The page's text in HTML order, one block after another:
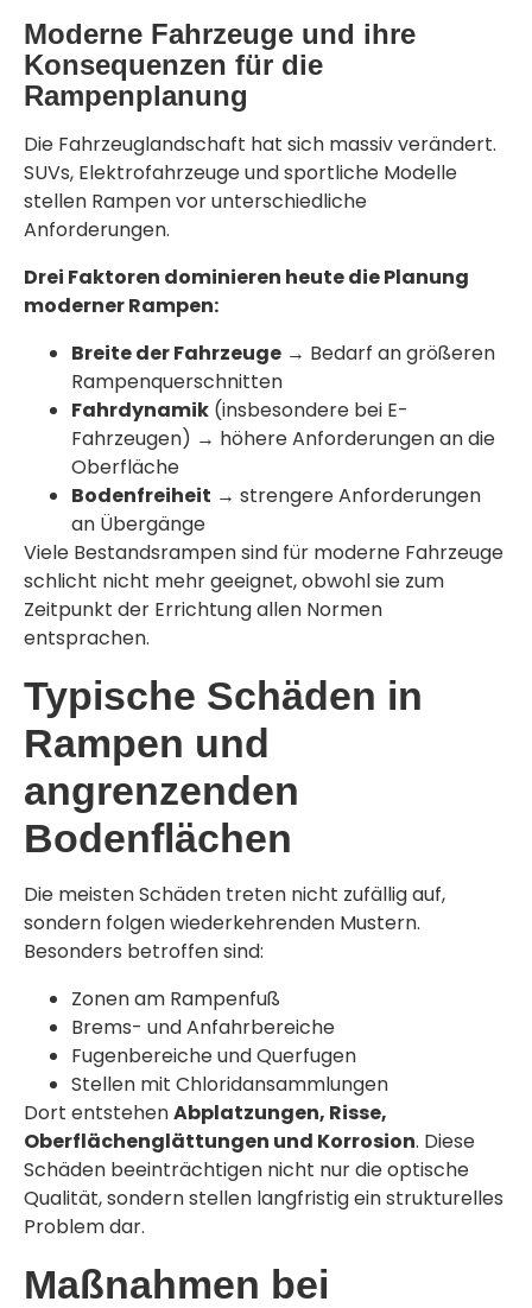
Moderne Fahrzeuge und ihre
Konsequenzen für die
Rampenplanung
Die Fahrzeuglandschaft hat sich massiv verändert.
SUVs, Elektrofahrzeuge und sportliche Modelle
stellen Rampen vor unterschiedliche
Anforderungen.
Drei Faktoren dominieren heute die Planung
moderner Rampen:
Breite der Fahrzeuge → Bedarf an größeren
Rampenquerschnitten
Fahrdynamik (insbesondere bei E-
Fahrzeugen) → höhere Anforderungen an die
Oberfläche
Bodenfreiheit → strengere Anforderungen
an Übergänge
Viele Bestandsrampen sind für moderne Fahrzeuge
schlicht nicht mehr geeignet, obwohl sie zum
Zeitpunkt der Errichtung allen Normen
entsprachen.
Typische Schäden in
Rampen und
angrenzenden
Bodenflächen
Die meisten Schäden treten nicht zufällig auf,
sondern folgen wiederkehrenden Mustern.
Besonders betroffen sind:
Zonen am Rampenfuß
Brems- und Anfahrbereiche
Fugenbereiche und Querfugen
Stellen mit Chloridansammlungen
Dort entstehenAbplatzungen, Risse,
Oberflächenglättungen und Korrosion. Diese
Schäden beeinträchtigen nicht nur die optische
Qualität, sondern stellen langfristig ein strukturelles
Problem dar.
Maßnahmen bei